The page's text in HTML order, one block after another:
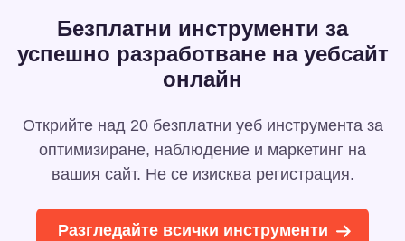
Безплатни инструменти за
успешно разработване на уебсайт
онлайн
Открийте над 20 безплатни уеб инструмента за
оптимизиране, наблюдение и маркетинг на
вашия сайт. Не се изисква регистрация.
Разгледайте всички инструменти